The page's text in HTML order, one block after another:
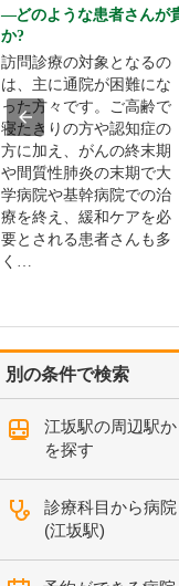
別の条件で検索
江坂駅の周辺駅
を探す
診療科目から病
(江坂駅)
どのような患者さんが
か?
訪問診療の対象となるの
は、主に通院が困難にな
った方々です。ご高齢で
寝たきりの方や認知症の
方に加え、がんの終末期
や間質性肺炎の末期で大
学病院や基幹病院での治
療を終え、緩和ケアを必
要とされる患者さんも多
く…